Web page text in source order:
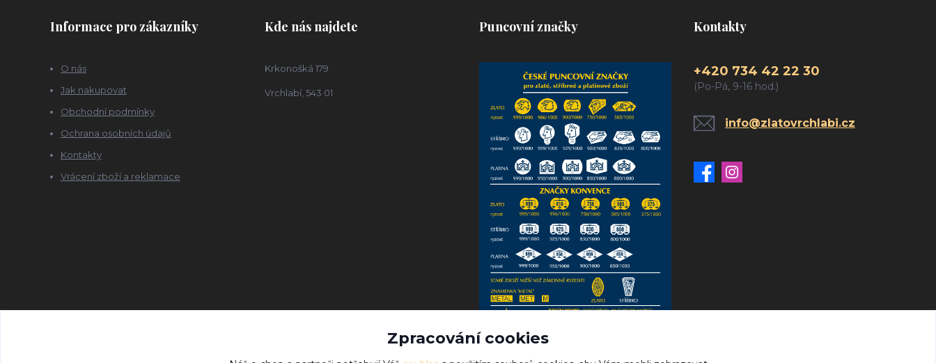
Informace pro zákazníky
O nás
Jak nakupovat
Obchodní podmínky
Ochrana osobních údajů
Kontakty
Vrácení zboží a reklamace
Kde nás najdete
Krkonošká 179
Vrchlabí, 543 01
Puncovní značky Kontakty
+420 734 42 22 30
(Po-Pá, 9-16 hod.)
info@zlatovrchlabi.cz
Zpracování cookies